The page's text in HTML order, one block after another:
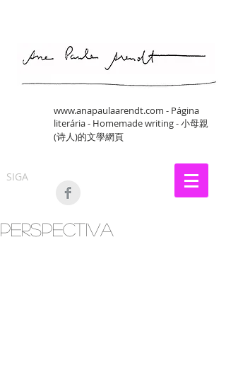
www.anapaulaarendt.com - Página
literária - Homemade writing - 小母親
(诗人)的文學網頁
SIGA
perspectiva